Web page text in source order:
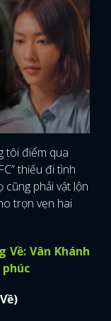
tôi điểm qua
thiếu đi tình
phải vật lộn
trọn vẹn hai
Vân Khánh